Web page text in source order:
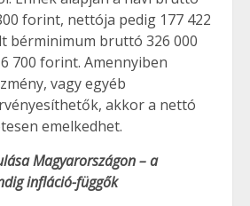
forint, nettója pedig 177 422
bérminimum bruttó 326 000
700 forint. Amennyiben
vagy egyéb
akkor a nettó
emelkedhet.
Magyarországon – a
infláció-függők